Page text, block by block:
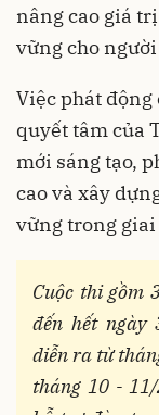
nâng cao giá
vững cho
Việc phát
quyết tâm của
mới sáng tạo,
cao và xây
vững trong
Cuộc thi gồm
đến hết ngày
diễn ra từ
tháng 10 -